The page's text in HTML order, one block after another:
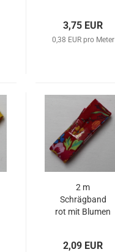
3,75 EUR
0,38 EUR pro Meter
2 m
Schrägband
rot mit Blumen
2,09 EUR